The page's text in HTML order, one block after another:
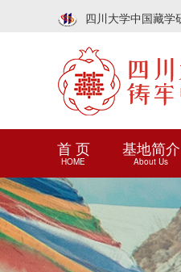
四川大学中国藏学
首 页
HOME
基地简介
About Us